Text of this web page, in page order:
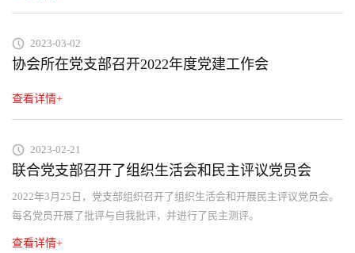
2023-03-02
协会所在党支部召开2022年度党建工作会
查看详情+
2023-02-21
联合党支部召开了组织生活会和民主评议党员会
2022年3月25日，党支部组织召开了组织生活会和开展民主评议党员会。
每名党员开展了批评与自我批评，并进行了民主测评。
查看详情+